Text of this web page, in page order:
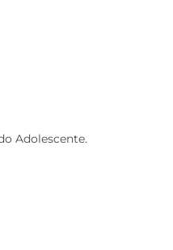
Adolescente.